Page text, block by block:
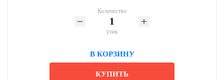
Количество
упак
В КОРЗИНУ
КУПИТЬ